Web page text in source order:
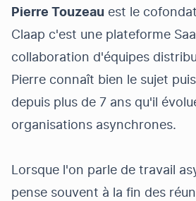
Pierre Touzeau est le
Claap c'est une plateforme
collaboration d'équipes
Pierre connaît bien le sujet
depuis plus de 7 ans qu'il
organisations asynchrones.
Lorsque l'on parle de travail
pense souvent à la fin des